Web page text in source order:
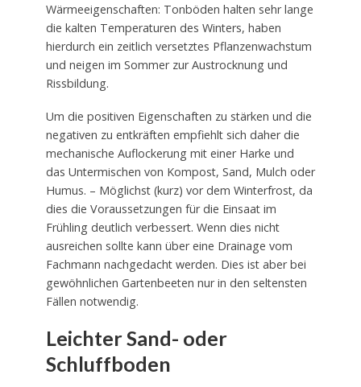
Wärmeeigenschaften: Tonböden halten sehr lange
die kalten Temperaturen des Winters, haben
hierdurch ein zeitlich versetztes Pflanzenwachstum
und neigen im Sommer zur Austrocknung und
Rissbildung.
Um die positiven Eigenschaften zu stärken und die
negativen zu entkräften empfiehlt sich daher die
mechanische Auflockerung mit einer Harke und
das Untermischen von Kompost, Sand, Mulch oder
Humus. – Möglichst (kurz) vor dem Winterfrost, da
dies die Voraussetzungen für die Einsaat im
Frühling deutlich verbessert. Wenn dies nicht
ausreichen sollte kann über eine Drainage vom
Fachmann nachgedacht werden. Dies ist aber bei
gewöhnlichen Gartenbeeten nur in den seltensten
Fällen notwendig.
Leichter Sand- oder
Schluffboden